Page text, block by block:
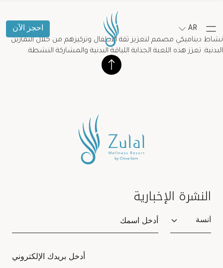
AR احجز الآن
نشاط ديناميكي مصمم لتعزيز ثقة الأطفال وتركيزهم من خلال التمارين
البدنية. تعزز هذه اللعبة الجذابة اللياقة البدنية والمشاركة النشطة.
النشرة الإخبارية
Salutation